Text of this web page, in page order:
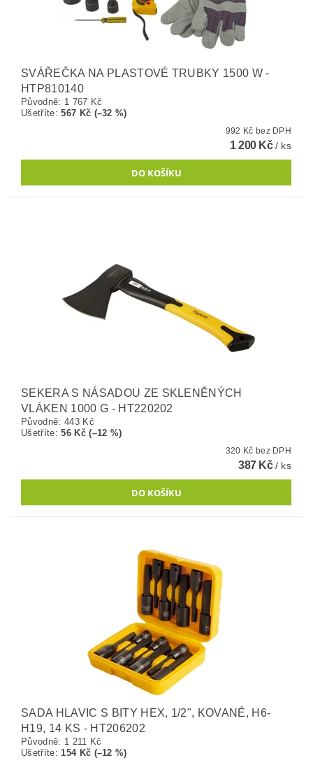
SVÁŘEČKA NA PLASTOVÉ TRUBKY 1500 W -
HTP810140
Původně: 1 767 Kč
Ušetříte:567 Kč (–32 %)
992 Kč bez DPH
1 200 Kč/ ks
SEKERA S NÁSADOU ZE SKLENĚNÝCH
VLÁKEN 1000 G - HT220202
Původně: 443 Kč
Ušetříte:56 Kč (–12 %)
320 Kč bez DPH
387 Kč/ ks
SADA HLAVIC S BITY HEX, 1/2", KOVANÉ, H6-
H19, 14 KS - HT206202
Původně: 1 211 Kč
Ušetříte:154 Kč (–12 %)